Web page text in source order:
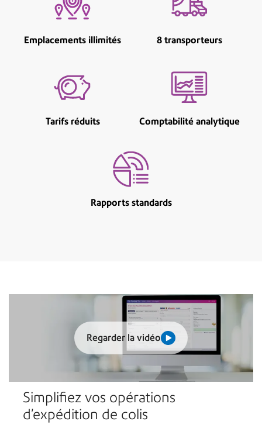
Emplacements illimités 8 transporteurs
Tarifs réduits Comptabilité analytique
Rapports standards
Regarder la vidéo
Simplifiez vos opérations
d’expédition de colis